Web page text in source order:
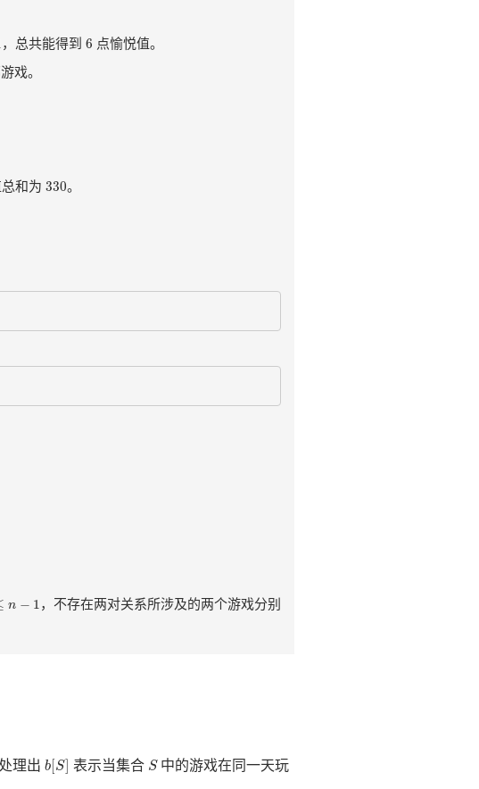
，总共能得到 6
6 点愉悦值。
戏。
和为 330
330。
n − 1，不存在两对关系所涉及的两个游戏分别
理出b[S]
b [S] 表示当集合 S
S中的游戏在同一天玩